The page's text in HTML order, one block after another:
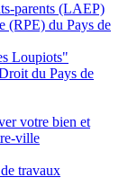
parents (LAEP)
(RPE) du Pays de
Loupiots"
du Pays de
votre bien et
ville
travaux